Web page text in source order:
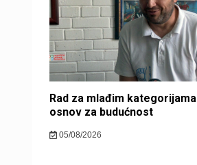
Rad za mlađim kategorijama
osnov za budućnost
05/08/2026